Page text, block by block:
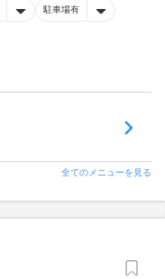
駐車場有
全てのメニューを見る